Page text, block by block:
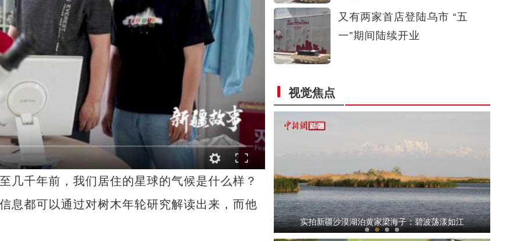
千年前，我们居住的星球的气候是什么样？
息都可以通过对树木年轮研究解读出来，而他
又有两家首店登陆乌市 “五
一”期间陆续开业
视觉焦点
新疆温宿：千亩高山油菜花绽放
实拍新疆沙漠湖泊黄家梁海子：碧波荡漾如江